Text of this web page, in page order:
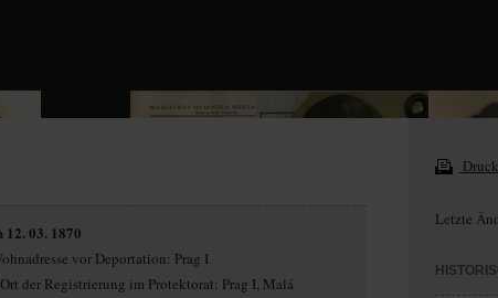
12. 03. 1870
vor Deportation: Prag I
der Registrierung im Protektorat: Prag I, Malá
Letzte